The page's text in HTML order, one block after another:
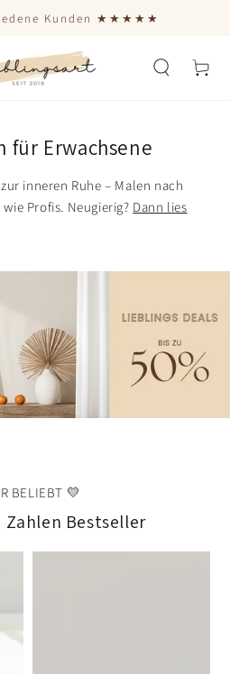
Kunden ★★★★★
für Erwachsene
inneren Ruhe – Malen nach
Profis. Neugierig? Dann lies
BELIEBT 💛
Zahlen Bestseller